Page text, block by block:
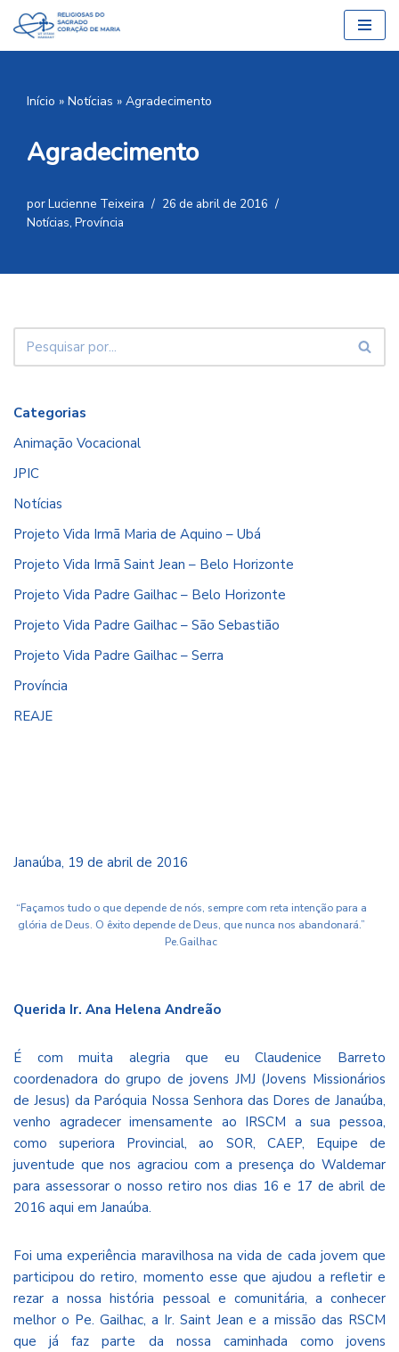
Pular
Início » Notícias » Agradecimento
Agradecimento
porLucienne Teixeira
26 de abril de 2016
Notícias, Província
Categorias
Animação Vocacional
JPIC
Notícias
Projeto Vida Irmã Maria de Aquino – Ubá
Projeto Vida Irmã Saint Jean – Belo Horizonte
Projeto Vida Padre Gailhac – Belo Horizonte
Projeto Vida Padre Gailhac – São Sebastião
Projeto Vida Padre Gailhac – Serra
Província
REAJE
Janaúba, 19 de abril de 2016
“Façamos tudo o que depende de nós, sempre com reta intenção para a
glória de Deus. O êxito depende de Deus, que nunca nos abandonará.”
Pe.Gailhac
Querida Ir. Ana Helena Andreão
É com muita alegria que eu Claudenice Barreto
coordenadora do grupo de jovens JMJ (Jovens Missionários
de Jesus) da Paróquia Nossa Senhora das Dores de Janaúba,
venho agradecer imensamente ao IRSCM a sua pessoa,
como superiora Provincial, ao SOR, CAEP, Equipe de
juventude que nos agraciou com a presença do Waldemar
para assessorar o nosso retiro nos dias 16 e 17 de abril de
2016 aqui em Janaúba.
Foi uma experiência maravilhosa na vida de cada jovem que
participou do retiro, momento esse que ajudou a refletir e
rezar a nossa história pessoal e comunitária, a conhecer
melhor o Pe. Gailhac, a Ir. Saint Jean e a missão das RSCM
que já faz parte da nossa caminhada como jovens